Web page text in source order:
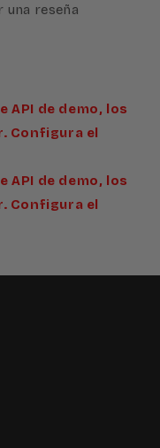
una reseña
API de demo, los
Configura el
API de demo, los
Configura el